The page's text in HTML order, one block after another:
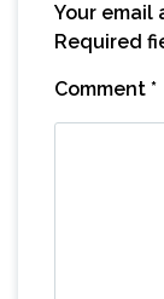
Your email
Required
Comment *